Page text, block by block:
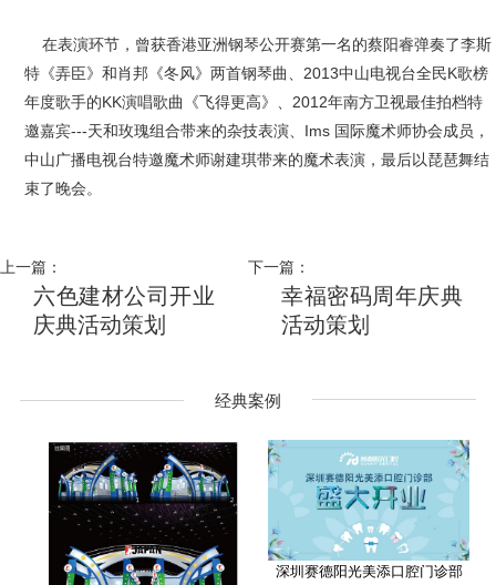
在表演环节，曾获香港亚洲钢琴公开赛第一名的蔡阳睿弹奏了李斯
特《弄臣》和肖邦《冬风》两首钢琴曲、2013中山电视台全民K歌榜
年度歌手的KK演唱歌曲《飞得更高》、2012年南方卫视最佳拍档特
邀嘉宾---天和玫瑰组合带来的杂技表演、Ims 国际魔术师协会成员，
中山广播电视台特邀魔术师谢建琪带来的魔术表演，最后以琵琶舞结
束了晚会。
上一篇：
六色建材公司开业
庆典活动策划
下一篇：
幸福密码周年庆典
活动策划
经典案例
深圳赛德阳光美添口腔门诊部